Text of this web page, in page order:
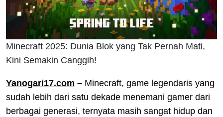
Minecraft 2025: Dunia Blok yang Tak Pernah Mati,
Kini Semakin Canggih!
Yanogari17.com – Minecraft, game legendaris yang
sudah lebih dari satu dekade menemani gamer dari
berbagai generasi, ternyata masih sangat hidup dan